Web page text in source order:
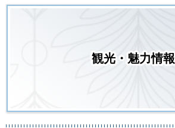
観光・魅力情報